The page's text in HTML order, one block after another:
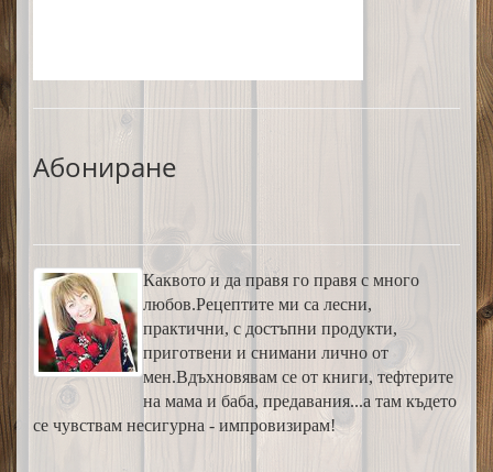
Абониране
Каквото и да правя го правя с много
любов.Рецептите ми са лесни,
практични, с достъпни продукти,
приготвени и снимани лично от
мен.Вдъхновявам се от книги, тефтерите
на мама и баба, предавания...а там където
се чувствам несигурна - импровизирам!